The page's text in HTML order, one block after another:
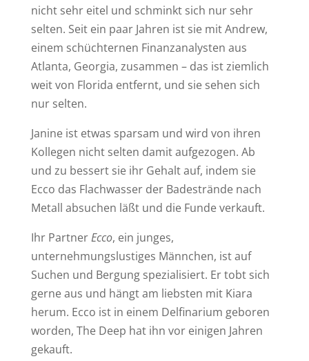
nicht sehr eitel und schminkt sich nur sehr
selten. Seit ein paar Jahren ist sie mit Andrew,
einem schüchternen Finanzanalysten aus
Atlanta, Georgia, zusammen – das ist ziemlich
weit von Florida entfernt, und sie sehen sich
nur selten.
Janine ist etwas sparsam und wird von ihren
Kollegen nicht selten damit aufgezogen. Ab
und zu bessert sie ihr Gehalt auf, indem sie
Ecco das Flachwasser der Badestrände nach
Metall absuchen läßt und die Funde verkauft.
Ihr PartnerEcco, ein junges,
unternehmungslustiges Männchen, ist auf
Suchen und Bergung spezialisiert. Er tobt sich
gerne aus und hängt am liebsten mit Kiara
herum. Ecco ist in einem Delfinarium geboren
worden, The Deep hat ihn vor einigen Jahren
gekauft.